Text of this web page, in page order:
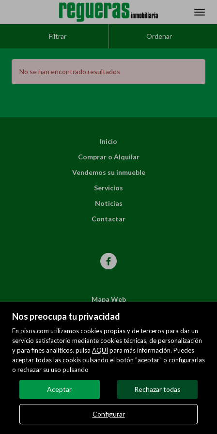
Nos preocupa tu privacidad
En pisos.com utilizamos cookies propias y de terceros para dar un
servicio satisfactorio mediante cookies técnicas, de personalización
y para fines analíticos. pulsa AQUÍ para más información. Puedes
aceptar todas las cookis pulsando el botón "aceptar" o configurarlas
o rechazar su uso pulsando
Aceptar Rechazar todas
Configurar
Filtrar Ordenar
No se han encontrado resultados
Inicio
Comprar o Alquilar
Vendemos su inmueble
Servicios
Noticias
Contactar
Mapa Web
Aviso legal
Favoritos
Inmuebles destacados
Política de cookies